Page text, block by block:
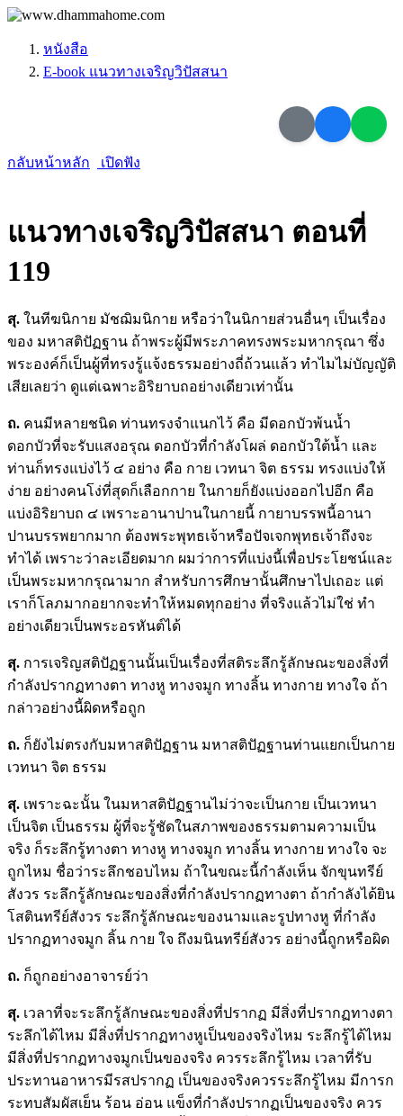
หนังสือ
E-book แนวทางเจริญวิปัสสนา
กลับหน้าหลัก เปิดฟัง
แนวทางเจริญวิปัสสนา ตอนที่
119
สุ. ในทีฆนิกาย มัชฌิมนิกาย หรือว่าในนิกายส่วนอื่นๆ เป็นเรื่อง
ของ มหาสติปัฏฐาน ถ้าพระผู้มีพระภาคทรงพระมหากรุณา ซึ่ง
พระองค์ก็เป็นผู้ที่ทรงรู้แจ้งธรรมอย่างถี่ถ้วนแล้ว ทำไมไม่บัญญัติ
เสียเลยว่า ดูแต่เฉพาะอิริยาบถอย่างเดียวเท่านั้น
ถ. คนมีหลายชนิด ท่านทรงจำแนกไว้ คือ มีดอกบัวพ้นน้ำ
ดอกบัวที่จะรับแสงอรุณ ดอกบัวที่กำลังโผล่ ดอกบัวใต้น้ำ และ
ท่านก็ทรงแบ่งไว้ ๔ อย่าง คือ กาย เวทนา จิต ธรรม ทรงแบ่งให้
ง่าย อย่างคนโง่ที่สุดก็เลือกกาย ในกายก็ยังแบ่งออกไปอีก คือ
แบ่งอิริยาบถ ๔ เพราะอานาปานในกายนี้ กายาบรรพนี้อานา
ปานบรรพยากมาก ต้องพระพุทธเจ้าหรือปัจเจกพุทธเจ้าถึงจะ
ทำได้ เพราะว่าละเอียดมาก ผมว่าการที่แบ่งนี้เพื่อประโยชน์และ
เป็นพระมหากรุณามาก สำหรับการศึกษานั้นศึกษาไปเถอะ แต่
เราก็โลภมากอยากจะทำให้หมดทุกอย่าง ที่จริงแล้วไม่ใช่ ทำ
อย่างเดียวเป็นพระอรหันต์ได้
สุ. การเจริญสติปัฏฐานนั้นเป็นเรื่องที่สติระลึกรู้ลักษณะของสิ่งที่
กำลังปรากฏทางตา ทางหู ทางจมูก ทางลิ้น ทางกาย ทางใจ ถ้า
กล่าวอย่างนี้ผิดหรือถูก
ถ. ก็ยังไม่ตรงกับมหาสติปัฏฐาน มหาสติปัฏฐานท่านแยกเป็นกาย
เวทนา จิต ธรรม
สุ. เพราะฉะนั้น ในมหาสติปัฏฐานไม่ว่าจะเป็นกาย เป็นเวทนา
เป็นจิต เป็นธรรม ผู้ที่จะรู้ชัดในสภาพของธรรมตามความเป็น
จริง ก็ระลึกรู้ทางตา ทางหู ทางจมูก ทางลิ้น ทางกาย ทางใจ จะ
ถูกไหม ชื่อว่าระลึกชอบไหม ถ้าในขณะนี้กำลังเห็น จักขุนทรีย์
สังวร ระลึกรู้ลักษณะของสิ่งที่กำลังปรากฏทางตา ถ้ากำลังได้ยิน
โสตินทรีย์สังวร ระลึกรู้ลักษณะของนามและรูปทางหู ที่กำลัง
ปรากฏทางจมูก ลิ้น กาย ใจ ถึงมนินทรีย์สังวร อย่างนี้ถูกหรือผิด
ถ. ก็ถูกอย่างอาจารย์ว่า
สุ. เวลาที่จะระลึกรู้ลักษณะของสิ่งที่ปรากฏ มีสิ่งที่ปรากฏทางตา
ระลึกได้ไหม มีสิ่งที่ปรากฏทางหูเป็นของจริงไหม ระลึกรู้ได้ไหม
มีสิ่งที่ปรากฏทางจมูกเป็นของจริง ควรระลึกรู้ไหม เวลาที่รับ
ประทานอาหารมีรสปรากฏ เป็นของจริงควรระลึกรู้ไหม มีการก
ระทบสัมผัสเย็น ร้อน อ่อน แข็งที่กำลังปรากฏเป็นของจริง ควร